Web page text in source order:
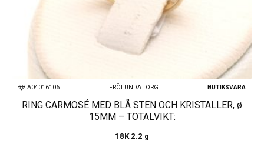
FRÖLUNDA TORG
A04016106 BUTIKSVARA
RING CARMOSÉ MED BLÅ STEN OCH KRISTALLER, ø
15MM – TOTALVIKT:
18K 2.2 g